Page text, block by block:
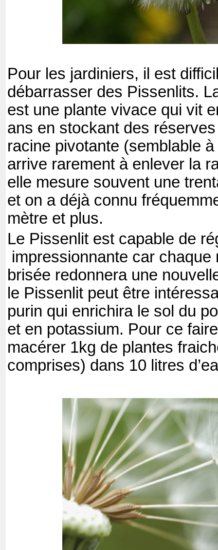
Pour les jardiniers, il est
débarrasser des Pissenlits.
est une plante vivace qui vit
ans en stockant des
racine pivotante (semblable
arrive rarement à enlever la
elle mesure souvent une
et on a déjà connu
mètre et plus.
Le Pissenlit est capable de
impressionnante car chaque
brisée redonnera une
le Pissenlit peut être
purin qui enrichira le sol du
et en potassium. Pour ce
macérer 1kg de plantes
comprises) dans 10 litres